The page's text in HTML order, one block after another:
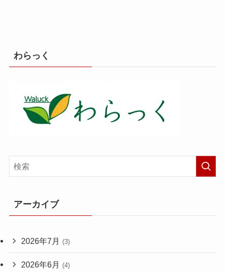
わらっく
アーカイブ
2026年7月 (3)
2026年6月 (4)